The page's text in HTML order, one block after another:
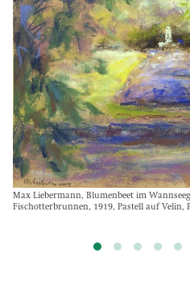
Max Liebermann, Blumenbeet im
Fischotterbrunnen, 1919, Pastell auf Velin,